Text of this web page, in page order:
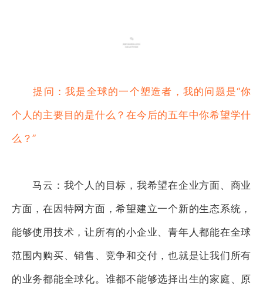
提问：我是全球的一个塑造者，我的问题是“你
个人的主要目的是什么？在今后的五年中你希望学什
么？”
马云：我个人的目标，我希望在企业方面、商业
方面，在因特网方面，希望建立一个新的生态系统，
能够使用技术，让所有的小企业、青年人都能在全球
范围内购买、销售、竞争和交付，也就是让我们所有
的业务都能全球化。谁都不能够选择出生的家庭、原